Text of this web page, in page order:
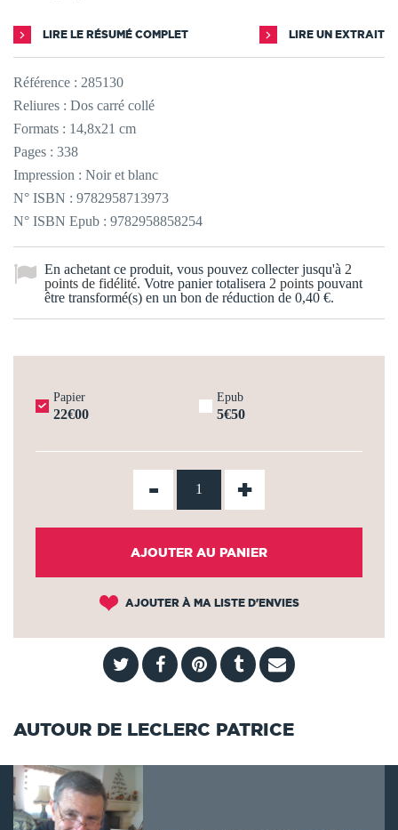
LIRE LE RÉSUMÉ COMPLET LIRE UN EXTRAIT
Référence : 285130
Reliures : Dos carré collé
Formats : 14,8x21 cm
Pages : 338
Impression : Noir et blanc
N° ISBN : 9782958713973
N° ISBN Epub : 9782958858254
En achetant ce produit, vous pouvez collecter jusqu'à 2
points de fidélité. Votre panier totalisera 2 points pouvant
être transformé(s) en un bon de réduction de 0,40 €.
Papier
22€00
Epub
5€50
- +
AJOUTER AU PANIER
AJOUTER À MA LISTE D'ENVIES
AUTOUR DE LECLERC PATRICE